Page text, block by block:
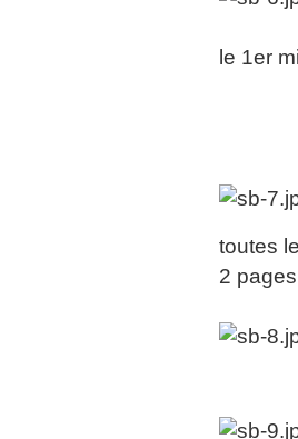
le 1er
toutes
2